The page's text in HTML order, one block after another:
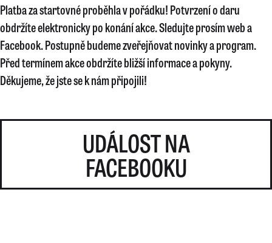
Platba za startovné proběhla v pořádku! Potvrzení o daru
obdržíte elektronicky po konání akce. Sledujte prosím web a
Facebook. Postupně budeme zveřejňovat novinky a program.
Před termínem akce obdržíte bližší informace a pokyny.
Děkujeme, že jste se k nám připojili!
UDÁLOST NA
FACEBOOKU